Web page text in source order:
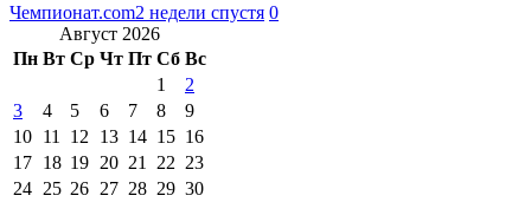
Чемпионат.com2 недели спустя 0
Август 2026
Пн Вт Ср Чт Пт Сб Вс
1
2
3
4 5 6 7 8
9
10 11 12 13 14 15 16
17 18 19 20 21 22 23
24 25 26 27 28 29 30